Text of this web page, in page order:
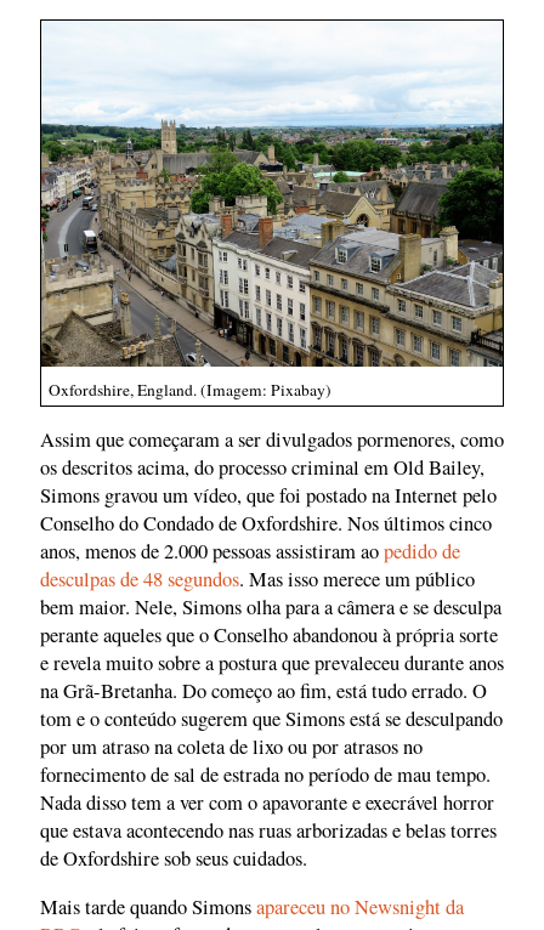
Oxfordshire, England. (Imagem: Pixabay)
Assim que começaram a ser divulgados pormenores, como
os descritos acima, do processo criminal em Old Bailey,
Simons gravou um vídeo, que foi postado na Internet pelo
Conselho do Condado de Oxfordshire. Nos últimos cinco
anos, menos de 2.000 pessoas assistiram aopedido de
desculpas de 48 segundos. Mas isso merece um público
bem maior. Nele, Simons olha para a câmera e se desculpa
perante aqueles que o Conselho abandonou à própria sorte
e revela muito sobre a postura que prevaleceu durante anos
na Grã-Bretanha. Do começo ao fim, está tudo errado. O
tom e o conteúdo sugerem que Simons está se desculpando
por um atraso na coleta de lixo ou por atrasos no
fornecimento de sal de estrada no período de mau tempo.
Nada disso tem a ver com o apavorante e execrável horror
que estava acontecendo nas ruas arborizadas e belas torres
de Oxfordshire sob seus cuidados.
Mais tarde quando Simonsapareceu no Newsnight da